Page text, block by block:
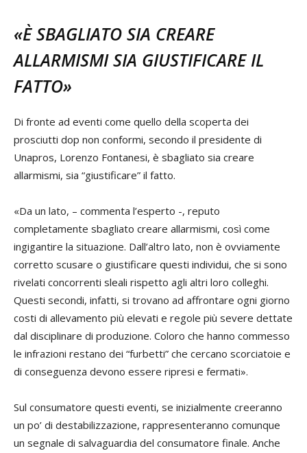
«È SBAGLIATO SIA CREARE
ALLARMISMI SIA GIUSTIFICARE IL
FATTO»
Di fronte ad eventi come quello della scoperta dei
prosciutti dop non conformi, secondo il presidente di
Unapros, Lorenzo Fontanesi, è sbagliato sia creare
allarmismi, sia “giustificare” il fatto.
«Da un lato, – commenta l’esperto -, reputo
completamente sbagliato creare allarmismi, così come
ingigantire la situazione. Dall’altro lato, non è ovviamente
corretto scusare o giustificare questi individui, che si sono
rivelati concorrenti sleali rispetto agli altri loro colleghi.
Questi secondi, infatti, si trovano ad affrontare ogni giorno
costi di allevamento più elevati e regole più severe dettate
dal disciplinare di produzione. Coloro che hanno commesso
le infrazioni restano dei “furbetti” che cercano scorciatoie e
di conseguenza devono essere ripresi e fermati».
Sul consumatore questi eventi, se inizialmente creeranno
un po’ di destabilizzazione, rappresenteranno comunque
un segnale di salvaguardia del consumatore finale. Anche